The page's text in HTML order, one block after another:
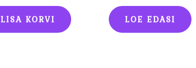
LISA KORVI LOE EDASI